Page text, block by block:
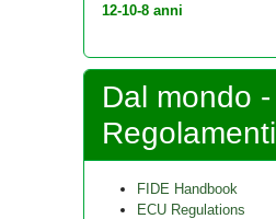
12-10-8 anni
Dal mondo -
Regolamenti
FIDE Handbook
ECU Regulations